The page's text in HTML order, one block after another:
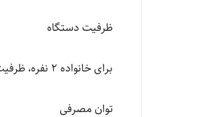
ظرفیت دستگاه
برای خانواده 2 نفره، ظرفیت 3 تا 4 لیتر کافی است. برای خانواده‌های 4 نفره و بیشتر، مدل‌های 5 تا 8 لیتر پیشنهاد می‌شود.
توان مصرفی